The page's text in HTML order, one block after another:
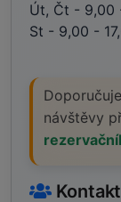
Út, Čt - 9,00
St - 9,00 -
návštěvy
Kontakt